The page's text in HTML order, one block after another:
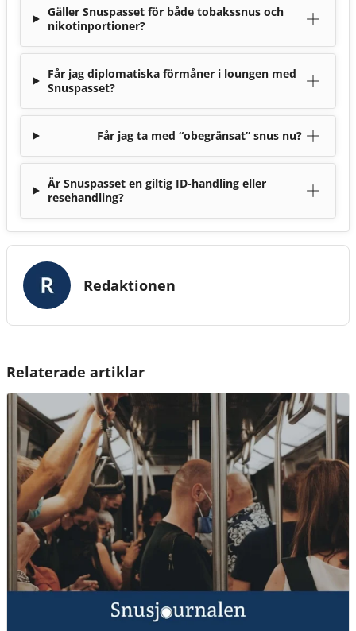
Gäller Snuspasset för både tobakssnus och
nikotinportioner?
Får jag diplomatiska förmåner i loungen med
Snuspasset?
Får jag ta med “obegränsat” snus nu?
Är Snuspasset en giltig ID-handling eller
resehandling?
Redaktionen
Relaterade artiklar